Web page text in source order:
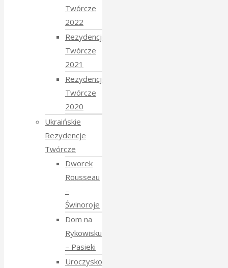
Twórcze
2022
Rezydencje
Twórcze
2021
Rezydencje
Twórcze
2020
Ukraińskie
Rezydencje
Twórcze
Dworek
Rousseau
–
Świnoroje
Dom na
Rykowisku
– Pasieki
Uroczysko